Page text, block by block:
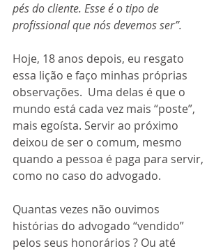
pés do cliente. Esse é o tipo de
profissional que nós devemos ser”.
Hoje, 18 anos depois, eu resgato
essa lição e faço minhas próprias
observações.  Uma delas é que o
mundo está cada vez mais “poste”,
mais egoísta. Servir ao próximo
deixou de ser o comum, mesmo
quando a pessoa é paga para servir,
como no caso do advogado.
Quantas vezes não ouvimos
histórias do advogado “vendido”
pelos seus honorários ? Ou até